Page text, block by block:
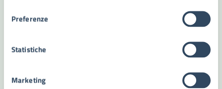
Preferenze
Statistiche
Marketing
Richiedi assistenza
Prenota appuntamento
Problemi in città